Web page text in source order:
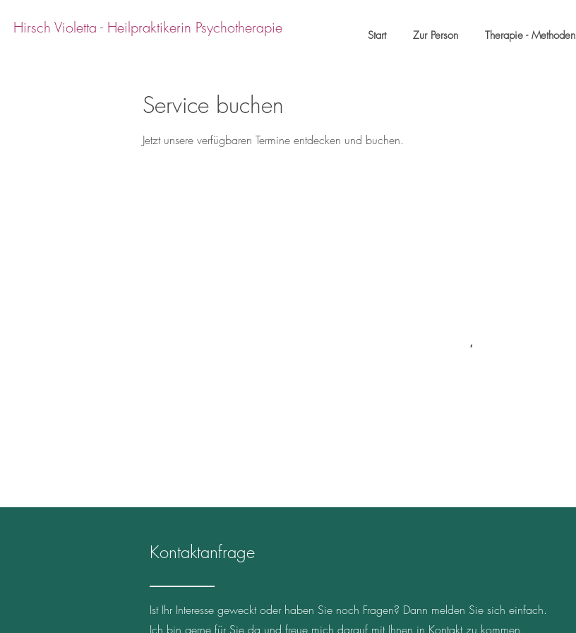
Hirsch Violetta - Heilpraktikerin Psychotherapie Start Zur Person Therapie - Methoden
Service buchen
Jetzt unsere verfügbaren Termine entdecken und buchen.
Kontaktanfrage
Ist Ihr Interesse geweckt oder haben Sie noch Fragen? Dann melden Sie sich einfach.
Ich bin gerne für Sie da und freue mich darauf mit Ihnen in Kontakt zu kommen.